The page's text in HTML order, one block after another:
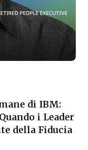
di IBM:
i Leader
della Fiducia